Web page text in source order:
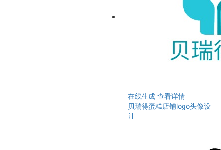
在线生成 查看详情
贝瑞得蛋糕店铺logo头像设
计